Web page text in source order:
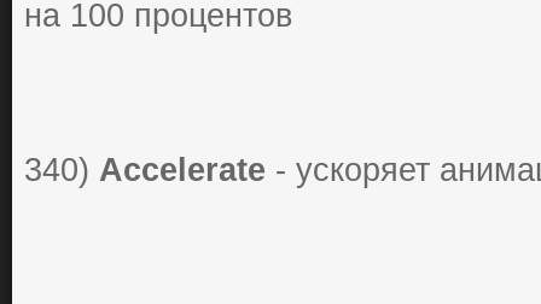
на 100 процентов
340) Accelerate - ускоряет